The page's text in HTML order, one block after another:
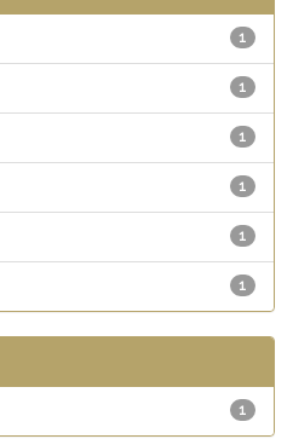
1
1
1
1
1
1
1